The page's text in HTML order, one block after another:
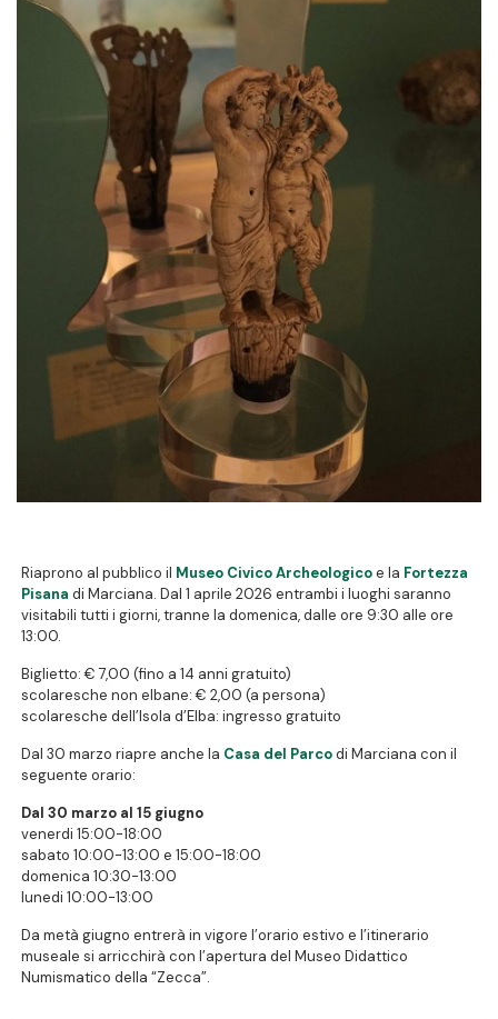
Riaprono al pubblico il Museo Civico Archeologicoe la Fortezza
Pisana di Marciana. Dal 1 aprile 2026 entrambi i luoghi saranno
visitabili tutti i giorni, tranne la domenica, dalle ore 9:30 alle ore
13:00.
Biglietto: € 7,00 (fino a 14 anni gratuito)
scolaresche non elbane: € 2,00 (a persona)
scolaresche dell’Isola d’Elba: ingresso gratuito
Dal 30 marzo riapre anche la Casa del Parcodi Marciana con il
seguente orario:
Dal 30 marzo al 15 giugno
venerdi 15:00-18:00
sabato 10:00-13:00 e 15:00-18:00
domenica 10:30-13:00
lunedi 10:00-13:00
Da metà giugno entrerà in vigore l’orario estivo e l’itinerario
museale si arricchirà con l’apertura del Museo Didattico
Numismatico della “Zecca”.